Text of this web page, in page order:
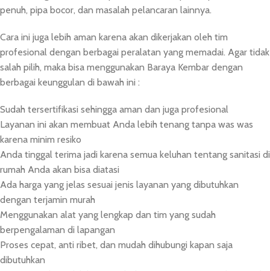
penuh, pipa bocor, dan masalah pelancaran lainnya.
Cara ini juga lebih aman karena akan dikerjakan oleh tim
profesional dengan berbagai peralatan yang memadai. Agar tidak
salah pilih, maka bisa menggunakan Baraya Kembar dengan
berbagai keunggulan di bawah ini :
Sudah tersertifikasi sehingga aman dan juga profesional
Layanan ini akan membuat Anda lebih tenang tanpa was was
karena minim resiko
Anda tinggal terima jadi karena semua keluhan tentang sanitasi di
rumah Anda akan bisa diatasi
Ada harga yang jelas sesuai jenis layanan yang dibutuhkan
dengan terjamin murah
Menggunakan alat yang lengkap dan tim yang sudah
berpengalaman di lapangan
Proses cepat, anti ribet, dan mudah dihubungi kapan saja
dibutuhkan